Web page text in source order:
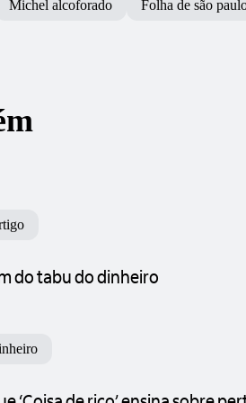
Michel alcoforado Folha de são
do tabu do dinheiro